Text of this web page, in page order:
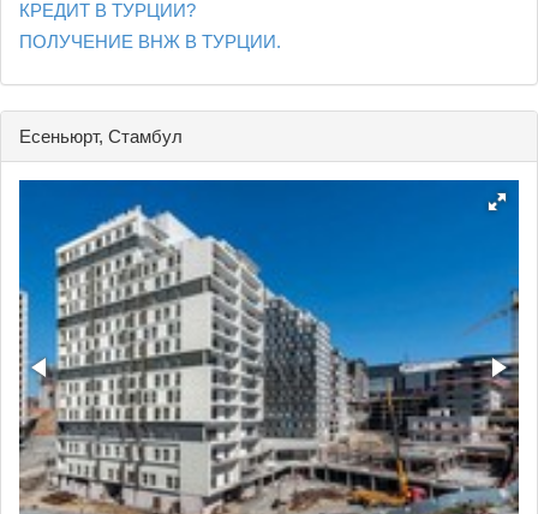
КРЕДИТ В ТУРЦИИ?
ПОЛУЧЕНИЕ ВНЖ В ТУРЦИИ.
Есеньюрт, Стамбул